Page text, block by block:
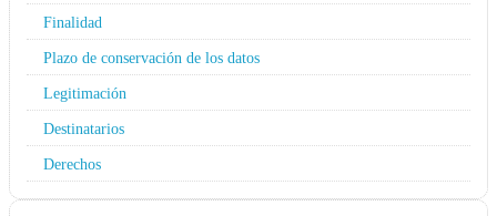
Finalidad
Plazo de conservación de los datos
Legitimación
Destinatarios
Derechos